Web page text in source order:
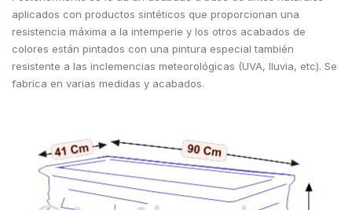
aplicados con productos sintéticos que proporcionan una
resistencia máxima a la intemperie y los otros acabados de
colores están pintados con una pintura especial también
resistente a las inclemencias meteorológicas (UVA, lluvia, etc). Se
fabrica en varias medidas y acabados.